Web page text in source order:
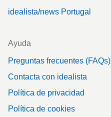
idealista/news Portugal
Ayuda
Preguntas frecuentes (FAQs)
Contacta con idealista
Política de privacidad
Política de cookies